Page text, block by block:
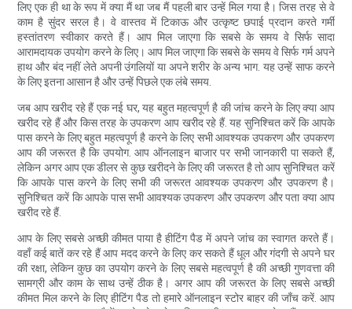
लिए एक ही था के रूप में क्या मैं था जब मैं पहली बार उन्हें मिल गया है। जिस तरह से वे
काम है सुंदर सरल है। वे वास्तव में टिकाऊ और उत्कृष्ट छपाई प्रदान करते गर्मी
हस्तांतरण स्वीकार करते हैं। आप मिल जाएगा कि सबसे के समय वे सिर्फ सादा
आरामदायक उपयोग करने के लिए। आप मिल जाएगा कि सबसे के समय वे सिर्फ गर्म अपने
हाथ और बंद नहीं लेते अपनी उंगलियों या अपने शरीर के अन्य भाग. यह उन्हें साफ करने
के लिए इतना आसान है और उन्हें पिछले एक लंबे समय.
जब आप खरीद रहे हैं एक नई घर, यह बहुत महत्वपूर्ण है की जांच करने के लिए क्या आप
खरीद रहे हैं और किस तरह के उपकरण आप खरीद रहे हैं. यह सुनिश्चित करें कि आपके
पास करने के लिए बहुत महत्वपूर्ण है करने के लिए सभी आवश्यक उपकरण और उपकरण
आप की जरूरत है कि उपयोग. आप ऑनलाइन बाजार पर सभी जानकारी पा सकते हैं,
लेकिन अगर आप एक डीलर से कुछ खरीदने के लिए की जरूरत है तो आप सुनिश्चित करें
कि आपके पास करने के लिए सभी की जरूरत आवश्यक उपकरण और उपकरण है।
सुनिश्चित करें कि आपके पास सभी आवश्यक उपकरण और उपकरण और पता क्या आप
खरीद रहे हैं.
आप के लिए सबसे अच्छी कीमत पाया है हीटिंग पैड में अपने जांच का स्वागत करते हैं।
वहाँ कई बातें कर रहे हैं आप मदद करने के लिए कर सकते हैं धूल और गंदगी से अपने घर
की रक्षा, लेकिन कुछ का उपयोग करने के लिए सबसे महत्वपूर्ण है की अच्छी गुणवत्ता की
सामग्री और काम के साथ उन्हें ठीक है। अगर आप की जरूरत के लिए सबसे अच्छी
कीमत मिल करने के लिए हीटिंग पैड तो हमारे ऑनलाइन स्टोर बाहर की जाँच करें. आप